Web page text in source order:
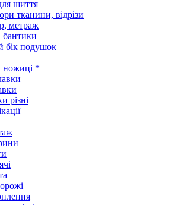
шиття
тканини, відрізи
метраж
бантики
бік подушок
ножиці *
різні